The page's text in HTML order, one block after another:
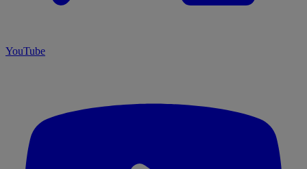
YouTube